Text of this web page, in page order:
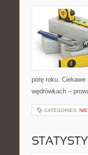
porę roku.
wędrówkach –
CATEGORIES: